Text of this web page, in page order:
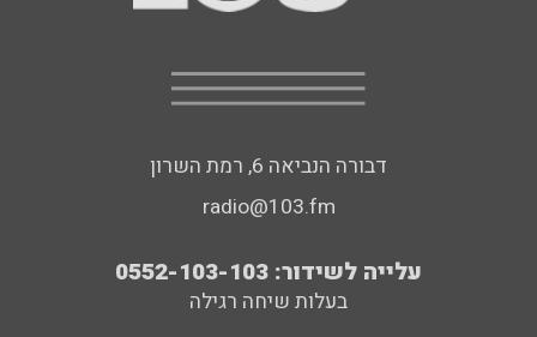
דבורה הנביאה 6, רמת השרון
radio@103.fm
עלייה לשידור: 0552-103-103
בעלות שיחה רגילה